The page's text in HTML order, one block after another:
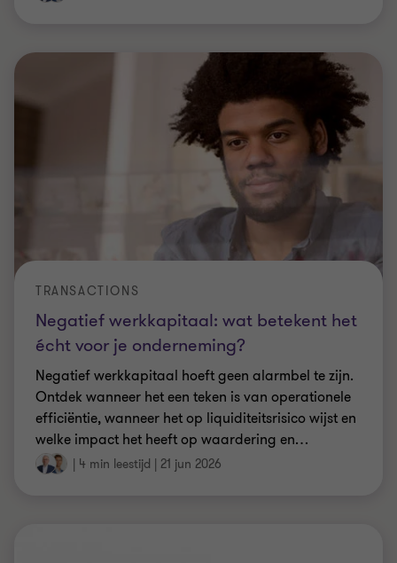
Negatief werkkapitaal: wat betekent het
écht voor je onderneming?
TRANSACTIONS
Negatief werkkapitaal hoeft geen alarmbel te zijn.
Ontdek wanneer het een teken is van operationele
efficiëntie, wanneer het op liquiditeitsrisico wijst en
welke impact het heeft op waardering en…
| 4 min leestijd | 21 jun 2026